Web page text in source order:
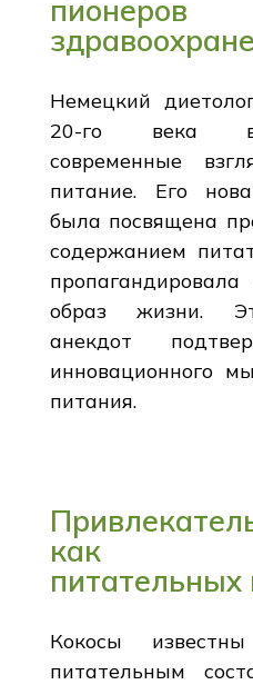
пионеров
Немецкий
20-го века
современные
питание. Его
была посвящена
содержанием
образ жизни.
анекдот
инновационного
питания.
как
питательных
Кокосы
питательным